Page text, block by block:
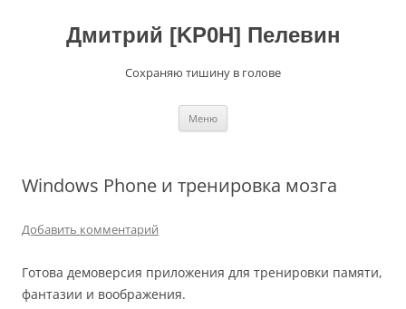
содержимомуДмитрий [KP0H] Пелевин
Сохраняю тишину в голове
Меню
Windows Phone и тренировка мозга
Добавить комментарий
Готова демоверсия приложения для тренировки памяти,
фантазии и воображения.